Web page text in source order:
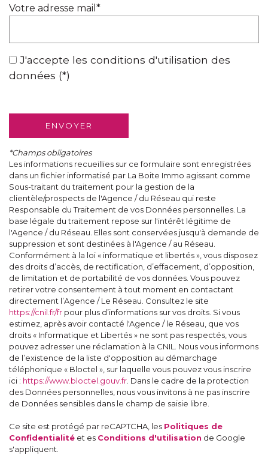
Votre adresse mail*
J'accepte les conditions d'utilisation des
données (*)
ENVOYER
*Champs obligatoires
Les informations recueillies sur ce formulaire sont enregistrées
dans un fichier informatisé par La Boite Immo agissant comme
Sous-traitant du traitement pour la gestion de la
clientèle/prospects de l'Agence / du Réseau qui reste
Responsable du Traitement de vos Données personnelles. La
base légale du traitement repose sur l'intérêt légitime de
l'Agence / du Réseau. Elles sont conservées jusqu'à demande de
suppression et sont destinées à l'Agence / au Réseau.
Conformément à la loi « informatique et libertés », vous disposez
des droits d’accès, de rectification, d’effacement, d’opposition,
de limitation et de portabilité de vos données. Vous pouvez
retirer votre consentement à tout moment en contactant
directement l’Agence / Le Réseau. Consultez le site
https://cnil.fr/fr pour plus d’informations sur vos droits. Si vous
estimez, après avoir contacté l'Agence / le Réseau, que vos
droits « Informatique et Libertés » ne sont pas respectés, vous
pouvez adresser une réclamation à la CNIL. Nous vous informons
de l’existence de la liste d'opposition au démarchage
téléphonique « Bloctel », sur laquelle vous pouvez vous inscrire
ici : https://www.bloctel.gouv.fr. Dans le cadre de la protection
des Données personnelles, nous vous invitons à ne pas inscrire
de Données sensibles dans le champ de saisie libre.
Ce site est protégé par reCAPTCHA, les Politiques de
Confidentialité et es Conditions d'utilisation de Google
s'appliquent.